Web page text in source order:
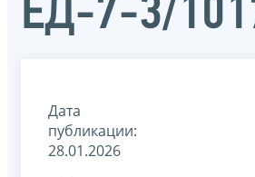
ЕД-7-3/
Дата
публикации:
28.01.2026